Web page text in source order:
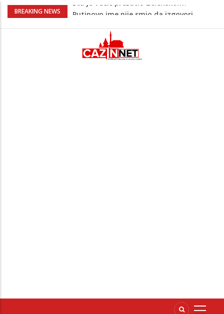
BREAKING NEWS
Šta se dešava u Europi? Dron iz
kod gasovoda
Ribari pronašli kosti na isušenom dnu
Save, podsjećaju na ljudske